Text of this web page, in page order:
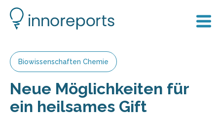
Biowissenschaften Chemie
Neue Möglichkeiten für
ein heilsames Gift